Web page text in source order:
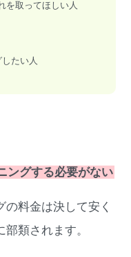
を取ってほしい人
たい人
ングする必要がない
料金は決して安く
類されます。